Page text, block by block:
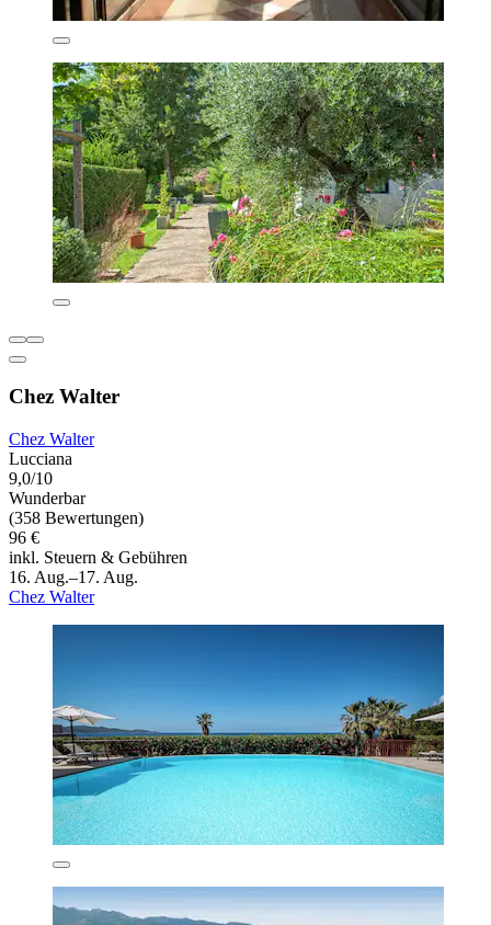
Chez Walter
Chez Walter
Lucciana
9,0/10
Wunderbar
(358 Bewertungen)
96 €
inkl. Steuern & Gebühren
16. Aug.–17. Aug.
Chez Walter